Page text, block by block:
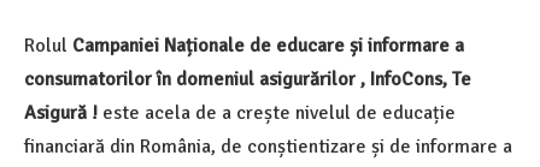
Rolul Campaniei Naționale de educare și informare a
consumatorilor în domeniul asigurărilor , InfoCons, Te
Asigură ! este acela de a crește nivelul de educație
financiară din România, de conștientizare și de informare a